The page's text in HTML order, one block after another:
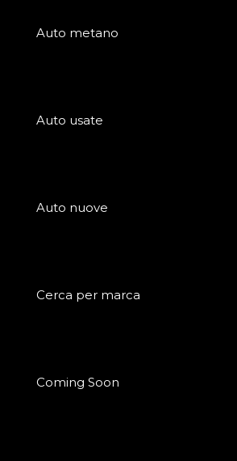
Auto metano
Auto usate
Auto nuove
Cerca per marca
Coming Soon